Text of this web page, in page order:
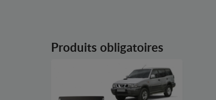
Produits obligatoires